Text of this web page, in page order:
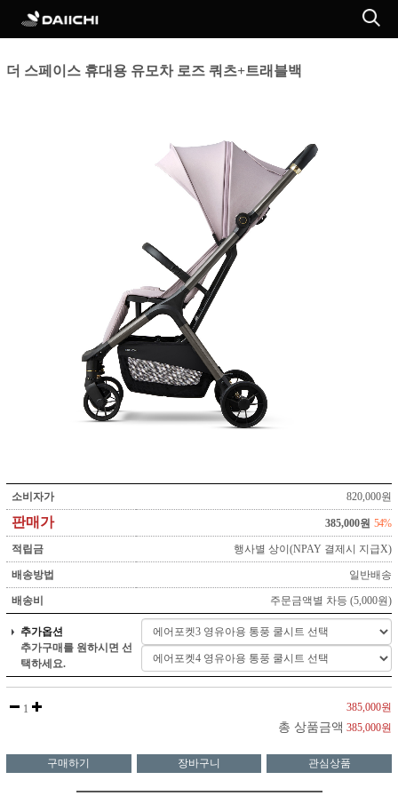
더 스페이스 휴대용 유모차 로즈 쿼츠+트래블백
소비자가 820,000원
판매가 385,000원 54%
적립금 행사별 상이(NPAY 결제시 지급X)
배송방법 일반배송
배송비 주문금액별 차등 (5,000원)
추가옵션
추가구매를 원하시면 선
택하세요.
1 385,000원
총 상품금액 385,000원
구매하기 장바구니 관심상품